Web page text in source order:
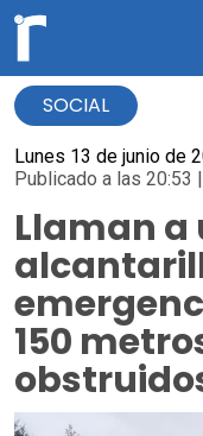
SOCIAL
Lunes 13 de junio de
Publicado a las 20:53
Llaman a
150